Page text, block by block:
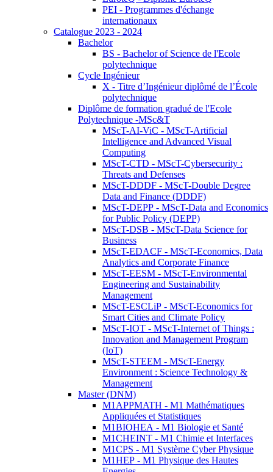
PEI - Programmes d'échange
internationaux
Catalogue 2023 - 2024
Bachelor
BS - Bachelor of Science de l'Ecole
polytechnique
Cycle Ingénieur
X - Titre d’Ingénieur diplômé de l’École
polytechnique
Diplôme de formation gradué de l'Ecole
Polytechnique -MSc&T
MScT-AI-ViC - MScT-Artificial
Intelligence and Advanced Visual
Computing
MScT-CTD - MScT-Cybersecurity :
Threats and Defenses
MScT-DDDF - MScT-Double Degree
Data and Finance (DDDF)
MScT-DEPP - MScT-Data and Economics
for Public Policy (DEPP)
MScT-DSB - MScT-Data Science for
Business
MScT-EDACF - MScT-Economics, Data
Analytics and Corporate Finance
MScT-EESM - MScT-Environmental
Engineering and Sustainability
Management
MScT-ESCLiP - MScT-Economics for
Smart Cities and Climate Policy
MScT-IOT - MScT-Internet of Things :
Innovation and Management Program
(IoT)
MScT-STEEM - MScT-Energy
Environment : Science Technology &
Management
Master (DNM)
M1APPMATH - M1 Mathématiques
Appliquées et Statistiques
M1BIOHEA - M1 Biologie et Santé
M1CHEINT - M1 Chimie et Interfaces
M1CPS - M1 Système Cyber Physique
M1HEP - M1 Physique des Hautes